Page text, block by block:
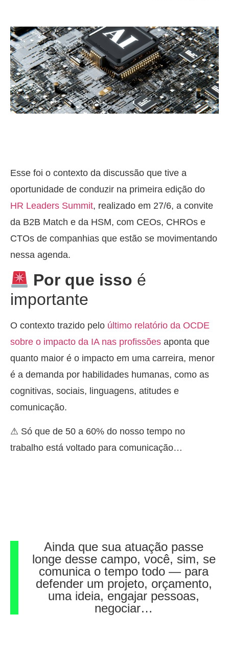
Esse foi o contexto da discussão que tive a
oportunidade de conduzir na primeira edição do
HR Leaders Summit, realizado em 27/6, a convite
da B2B Match e da HSM, com CEOs, CHROs e
CTOs de companhias que estão se movimentando
nessa agenda.
Por que isso é
importante
O contexto trazido pelo último relatório da OCDE
sobre o impacto da IA nas profissões aponta que
quanto maior é o impacto em uma carreira, menor
é a demanda por habilidades humanas, como as
cognitivas, sociais, linguagens, atitudes e
comunicação.
⚠ Só que de 50 a 60% do nosso tempo no
trabalho está voltado para comunicação…
Ainda que sua atuação passe
longe desse campo, você, sim, se
comunica o tempo todo — para
defender um projeto, orçamento,
uma ideia, engajar pessoas,
negociar…